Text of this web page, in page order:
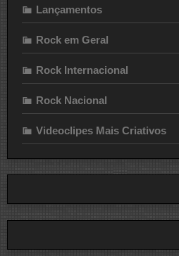
Lançamentos
Rock em Geral
Rock Internacional
Rock Nacional
Videoclipes Mais Criativos